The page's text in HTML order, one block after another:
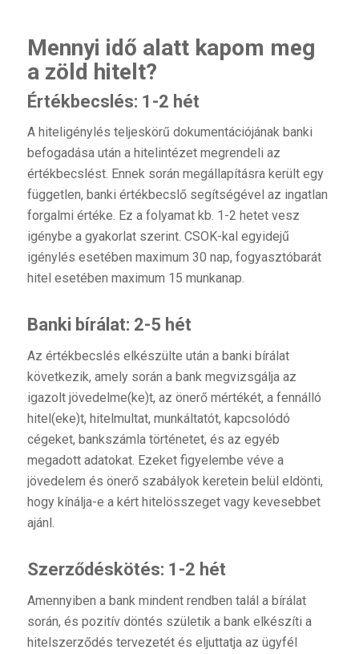
Mennyi idő alatt kapom meg
a zöld hitelt?
Értékbecslés: 1-2 hét
A hiteligénylés teljeskörű dokumentációjának banki
befogadása után a hitelintézet megrendeli az
értékbecslést. Ennek során megállapításra került egy
független, banki értékbecslő segítségével az ingatlan
forgalmi értéke. Ez a folyamat kb. 1-2 hetet vesz
igénybe a gyakorlat szerint. CSOK-kal egyidejű
igénylés esetében maximum 30 nap, fogyasztóbarát
hitel esetében maximum 15 munkanap.
Banki bírálat: 2-5 hét
Az értékbecslés elkészülte után a banki bírálat
következik, amely során a bank megvizsgálja az
igazolt jövedelme(ke)t, az önerő mértékét, a fennálló
hitel(eke)t, hitelmultat, munkáltatót, kapcsolódó
cégeket, bankszámla történetet, és az egyéb
megadott adatokat. Ezeket figyelembe véve a
jövedelem és önerő szabályok keretein belül eldönti,
hogy kínálja-e a kért hitelösszeget vagy kevesebbet
ajánl.
Szerződéskötés: 1-2 hét
Amennyiben a bank mindent rendben talál a bírálat
során, és pozitív döntés születik a bank elkészíti a
hitelszerződés tervezetét és eljuttatja az ügyfél